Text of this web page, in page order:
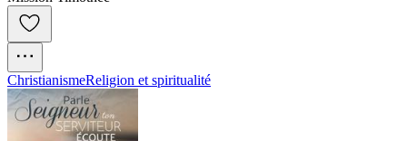
ChristianismeReligion et spiritualité